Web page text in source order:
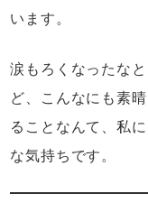
います。
涙もろくなったな
ど、こんなにも素
ることなんて、私
な気持ちです。